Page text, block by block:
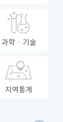
과학ㆍ기술
지역통계